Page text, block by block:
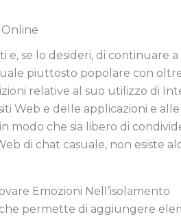
Online
se lo desideri, di continuare
piuttosto popolare con
relative al suo utilizzo di
Web e delle applicazioni e
che sia libero di
di chat casuale, non esiste
Emozioni Nell’isolamento
permette di aggiungere